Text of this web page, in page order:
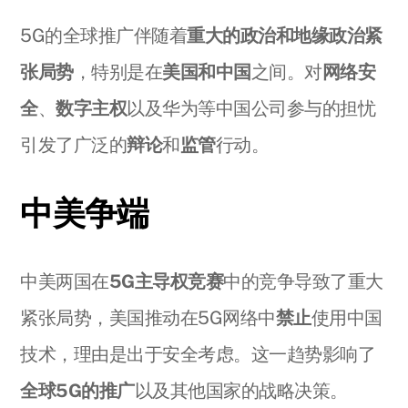
5G的全球推广伴随着重大的政治和地缘政治紧
张局势，特别是在美国和中国 之间。对 网络安
全、数字主权以及华为等中国公司参与的担忧
引发了广泛的辩论和监管行动。
中美争端
中美两国在5G主导权竞赛中的竞争导致了重大
紧张局势，美国推动在5G网络中禁止使用中国
技术，理由是出于安全考虑。这一趋势影响了
全球5G的推广以及其他国家的战略决策。